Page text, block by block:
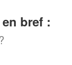
bref :